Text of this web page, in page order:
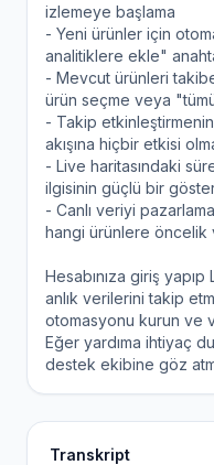
izlemeye başlama
- Yeni ürünler için
analitiklere ekle"
- Mevcut ürünleri
ürün seçme veya
- Takip
akışına hiçbir etkisi
- Live haritasındaki
ilgisinin güçlü bir
- Canlı veriyi
hangi ürünlere öncelik
Hesabınıza giriş yapıp
anlık verilerini takip
otomasyonu kurun ve
Eğer yardıma ihtiyaç
destek ekibine göz
Transkript